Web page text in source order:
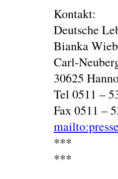
Kontakt:
Deutsche
Bianka
Carl-
30625
Tel 0511 –
Fax 0511 –
***
***